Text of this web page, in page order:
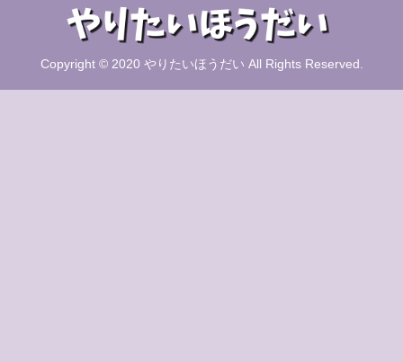
Copyright © 2020 やりたいほうだい All Rights Reserved.